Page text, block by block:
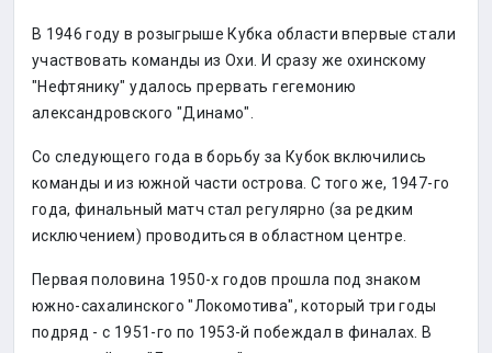
В 1946 году в розыгрыше Кубка области впервые стали
участвовать команды из Охи. И сразу же охинскому
"Нефтянику" удалось прервать гегемонию
александровского "Динамо".
Со следующего года в борьбу за Кубок включились
команды и из южной части острова. С того же, 1947-го
года, финальный матч стал регулярно (за редким
исключением) проводиться в областном центре.
Первая половина 1950-х годов прошла под знаком
южно-сахалинского "Локомотива", который три годы
подряд - с 1951-го по 1953-й побеждал в финалах. В